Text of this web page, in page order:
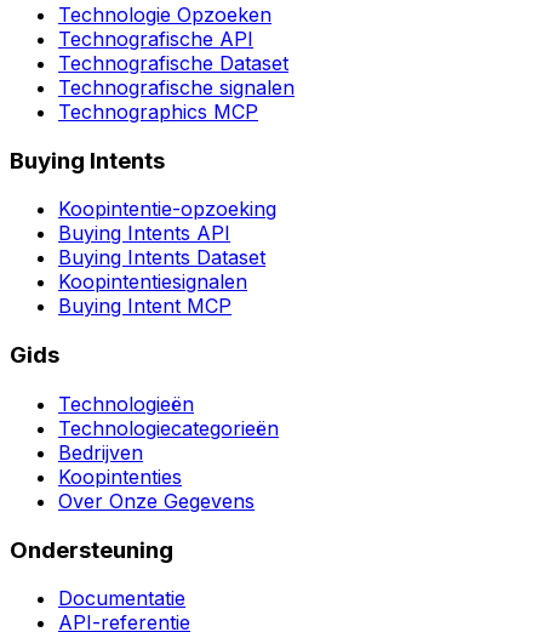
Technologie Opzoeken
Technografische API
Technografische Dataset
Technografische signalen
Technographics MCP
Buying Intents
Koopintentie-opzoeking
Buying Intents API
Buying Intents Dataset
Koopintentiesignalen
Buying Intent MCP
Gids
Technologieën
Technologiecategorieën
Bedrijven
Koopintenties
Over Onze Gegevens
Ondersteuning
Documentatie
API-referentie